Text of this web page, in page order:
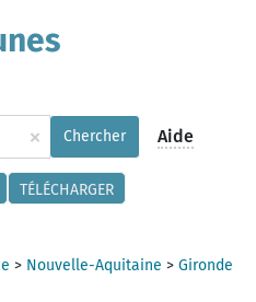
× Chercher Aide
TÉLÉCHARGER
> Nouvelle-Aquitaine >Gironde